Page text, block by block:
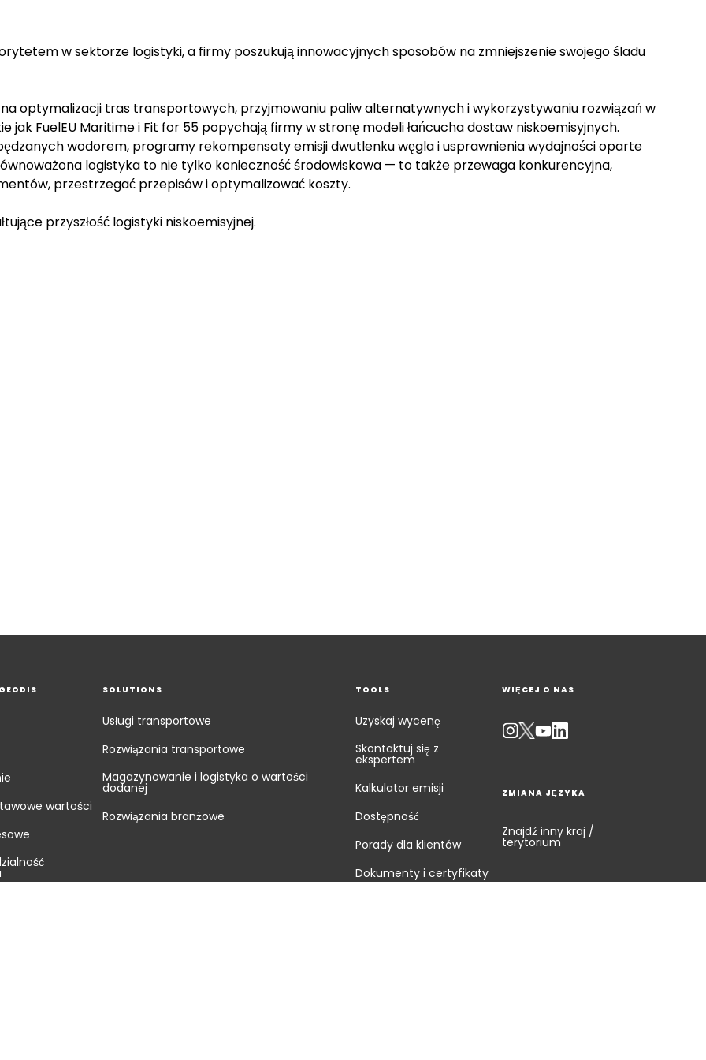
w sektorze logistyki, a firmy poszukują innowacyjnych sposobów na zmniejszenie swojego śladu
na optymalizacji tras transportowych, przyjmowaniu paliw alternatywnych i wykorzystywaniu rozwiązań w
jak FuelEU Maritime i Fit for 55 popychają firmy w stronę modeli łańcucha dostaw niskoemisyjnych.
wodorem, programy rekompensaty emisji dwutlenku węgla i usprawnienia wydajności oparte
logistyka to nie tylko konieczność środowiskowa — to także przewaga konkurencyjna,
przestrzegać przepisów i optymalizować koszty.
przyszłość logistyki niskoemisyjnej.
wartości
SOLUTIONS
Usługi transportowe
Rozwiązania transportowe
Magazynowanie i logistyka o wartości
dodanej
Rozwiązania branżowe
TOOLS
Uzyskaj wycenę
Skontaktuj się z
ekspertem
Kalkulator emisji
Dostępność
Porady dla klientów
Dokumenty i certyfikaty
WIĘCEJ O NAS
ZMIANA JĘZYKA
Znajdź inny kraj /
terytorium